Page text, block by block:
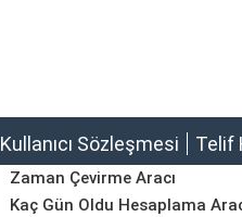
Kullanıcı Sözleşmesi Telif
Zaman Çevirme Aracı
Kaç Gün Oldu Hesaplama